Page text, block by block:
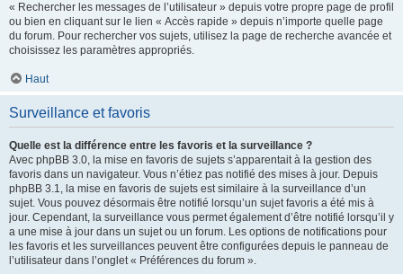
« Rechercher les messages de l’utilisateur » depuis votre propre page de profil
ou bien en cliquant sur le lien « Accès rapide » depuis n’importe quelle page
du forum. Pour rechercher vos sujets, utilisez la page de recherche avancée et
choisissez les paramètres appropriés.
Haut
Surveillance et favoris
Quelle est la différence entre les favoris et la surveillance ?
Avec phpBB 3.0, la mise en favoris de sujets s’apparentait à la gestion des
favoris dans un navigateur. Vous n’étiez pas notifié des mises à jour. Depuis
phpBB 3.1, la mise en favoris de sujets est similaire à la surveillance d’un
sujet. Vous pouvez désormais être notifié lorsqu’un sujet favoris a été mis à
jour. Cependant, la surveillance vous permet également d’être notifié lorsqu’il y
a une mise à jour dans un sujet ou un forum. Les options de notifications pour
les favoris et les surveillances peuvent être configurées depuis le panneau de
l’utilisateur dans l’onglet « Préférences du forum ».